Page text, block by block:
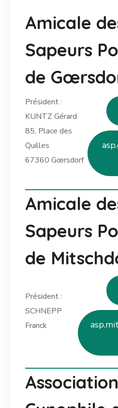
Amicale
Sapeurs
de
Président :
KUNTZ Gérard
85, Place des
Quilles
67360 Gœrsdorf
Amicale
Sapeurs
de
Président :
SCHNEPP
Franck
Association